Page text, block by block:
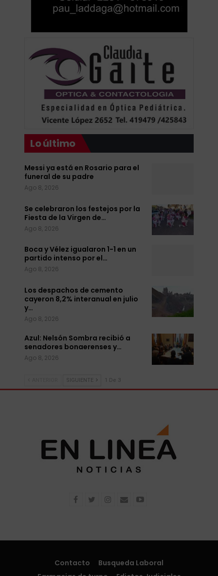
Lo último
Messi ya está en Rosario para el
funeral de su padre
Ago 8, 2026
Se celebraron los festejos por la
Fiesta de la Virgen de…
Ago 8, 2026
Boca y Vélez igualaron 1-1 en un
partido intenso por el…
Ago 8, 2026
Los despachos de cemento
cayeron 8,2% interanual en julio
y…
Ago 8, 2026
Azul: Nelsón Sombra recibió a
senadores bonaerenses y…
Ago 8, 2026
SIGUIENTE 1 De 3
Contacto
Busqueda Laboral